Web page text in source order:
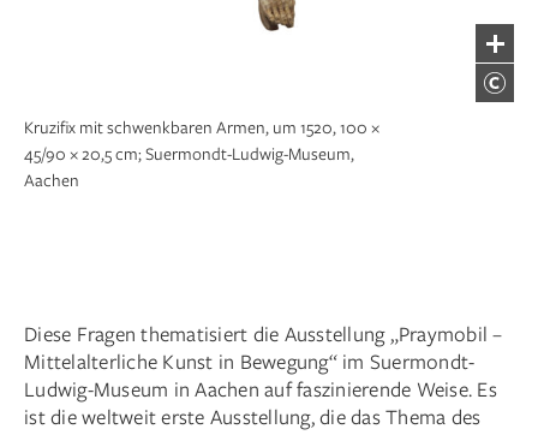
Kruzifix mit schwenkbaren Armen, um 1520, 100 ×
45/90 × 20,5 cm; Suermondt-Ludwig-­Museum,
Aachen
Diese Fragen thematisiert die Ausstellung „Praymobil –
Mittelalterliche Kunst in Bewegung“ im Suermondt-
Ludwig-Museum in Aachen auf faszinierende Weise. Es
ist die weltweit erste Ausstellung, die das Thema des